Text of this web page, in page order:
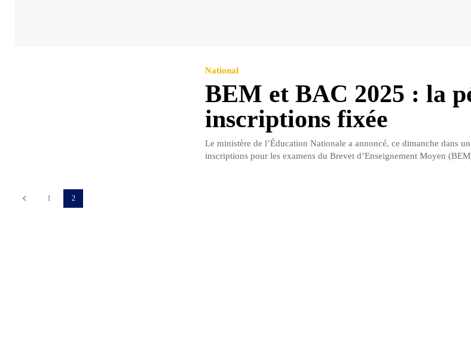
National
BEM et BAC 2025 : la
inscriptions fixée
Le ministère de l’Éducation Nationale a annoncé, ce dimanche dans
inscriptions pour les examens du Brevet d’Enseignement Moyen
1 2